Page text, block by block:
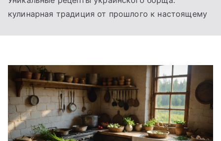
кулинарная традиция от прошлого к настоящему